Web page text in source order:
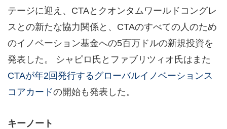
テージに迎え、CTAとクオンタムワールドコングレ
スとの新たな協力関係と、CTAのすべての人のため
のイノベーション基金への5百万ドルの新規投資を
発表した。 シャピロ氏とファブリツィオ氏はまた
CTAが年2回発行するグローバルイノベーションス
コアカードの開始も発表した。
キーノート